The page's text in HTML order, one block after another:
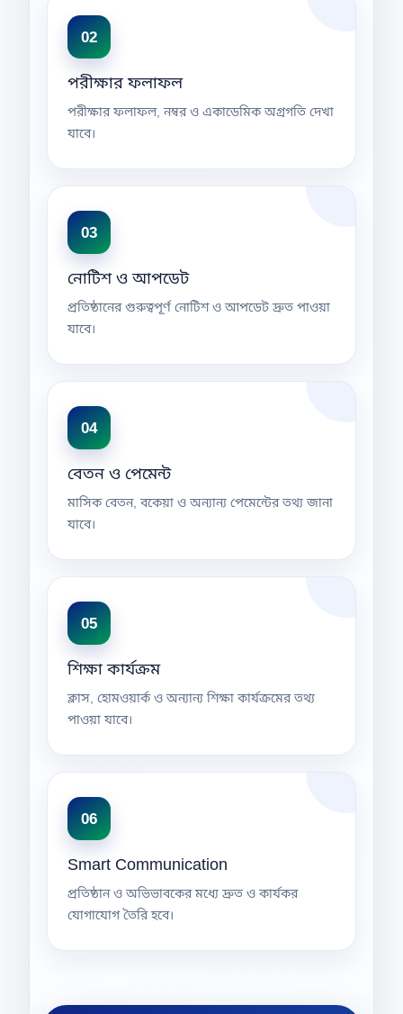
02
পরীক্ষার ফলাফল
পরীক্ষার ফলাফল, নম্বর ও একাডেমিক অগ্রগতি দেখা
যাবে।
03
নোটিশ ও আপডেট
প্রতিষ্ঠানের গুরুত্বপূর্ণ নোটিশ ও আপডেট দ্রুত পাওয়া
যাবে।
04
বেতন ও পেমেন্ট
মাসিক বেতন, বকেয়া ও অন্যান্য পেমেন্টের তথ্য জানা
যাবে।
05
শিক্ষা কার্যক্রম
ক্লাস, হোমওয়ার্ক ও অন্যান্য শিক্ষা কার্যক্রমের তথ্য
পাওয়া যাবে।
06
Smart Communication
প্রতিষ্ঠান ও অভিভাবকের মধ্যে দ্রুত ও কার্যকর
যোগাযোগ তৈরি হবে।